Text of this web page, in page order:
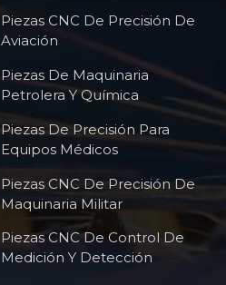
Piezas CNC De Precisión De
Aviación
Piezas De Maquinaria
Petrolera Y Química
Piezas De Precisión Para
Equipos Médicos
Piezas CNC De Precisión De
Maquinaria Militar
Piezas CNC De Control De
Medición Y Detección